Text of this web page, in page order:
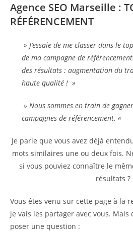
Agence SEO Marseille :
RÉFÉRENCEMENT
» J’essaie de me classer dans le
de ma campagne de
des résultats : augmentation du
haute qualité ! »
» Nous sommes en train de
campagnes de référencement. «
Je parie que vous avez déjà
mots similaires une ou deux fois.
si vous pouviez connaître le
résultats ?
Vous êtes venu sur cette page à la
je vais les partager avec vous. Mais
poser une question :